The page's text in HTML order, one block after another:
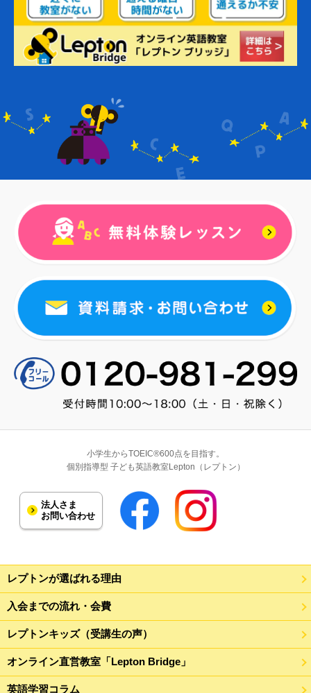
小学生からTOEIC®600点を目指す。
個別指導型 子ども英語教室Lepton（レプトン）
法人さま
お問い合わせ
レプトンが選ばれる理由
入会までの流れ・会費
レプトンキッズ（受講生の声）
オンライン直営教室「Lepton Bridge」
英語学習コラム